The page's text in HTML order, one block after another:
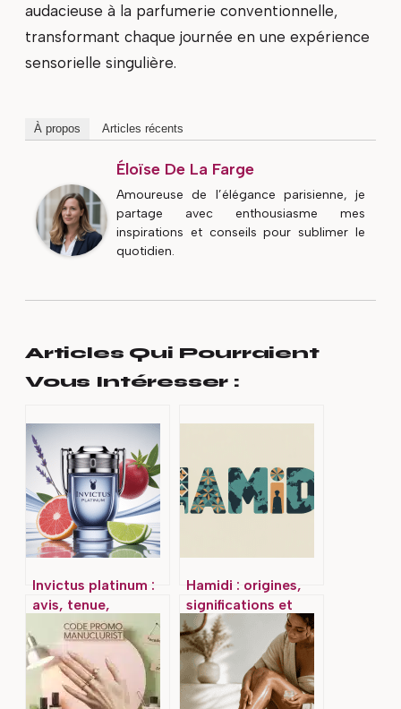
audacieuse à la parfumerie conventionnelle,
transformant chaque journée en une expérience
sensorielle singulière.
À propos Articles récents
Éloïse De La Farge
Amoureuse de l’élégance parisienne, je
partage avec enthousiasme mes
inspirations et conseils pour sublimer le
quotidien.
Articles Qui Pourraient
Vous Intéresser :
Invictus platinum :
avis, tenue,
comparatif et guide
pour bien le porter
Hamidi : origines,
significations et
usages
contemporains du
nom